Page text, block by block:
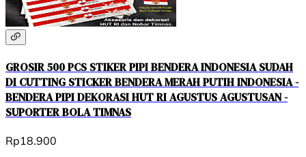
GROSIR 500 PCS STIKER PIPI BENDERA INDONESIA SUDAH
DI CUTTING STICKER BENDERA MERAH PUTIH INDONESIA -
BENDERA PIPI DEKORASI HUT RI AGUSTUS AGUSTUSAN -
SUPORTER BOLA TIMNAS
Rp18.900